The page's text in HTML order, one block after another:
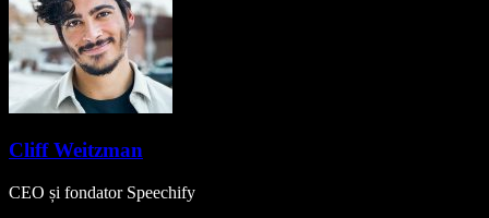
Cliff Weitzman
CEO și fondator Speechify